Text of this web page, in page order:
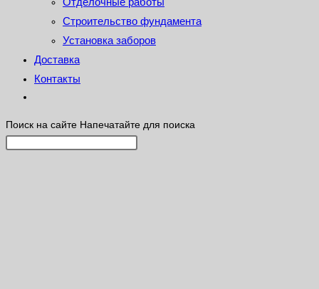
Строительство фундамента
Установка заборов
Доставка
Контакты
Поиск на сайте Напечатайте для поиска